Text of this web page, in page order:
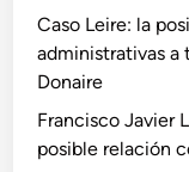
Caso Leire: la
administrativas a
Donaire
Francisco Javier
posible relación